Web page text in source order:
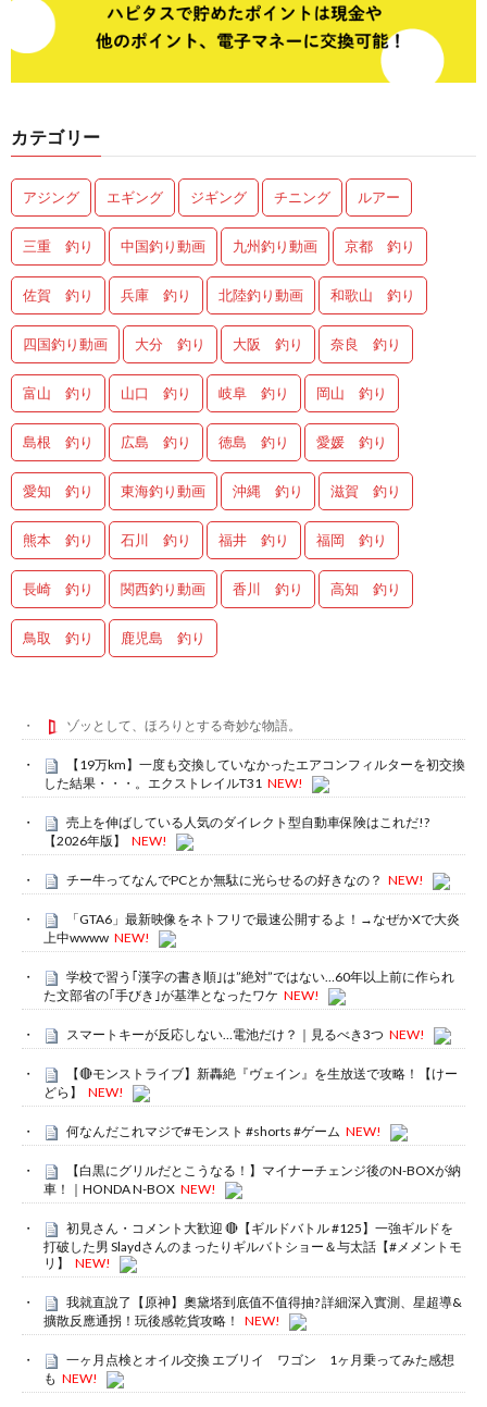
カテゴリー
アジング エギング ジギング チニング ルアー
三重 釣り 中国釣り動画 九州釣り動画 京都 釣り
佐賀 釣り 兵庫 釣り 北陸釣り動画 和歌山 釣り
四国釣り動画 大分 釣り 大阪 釣り 奈良 釣り
富山 釣り 山口 釣り 岐阜 釣り 岡山 釣り
島根 釣り 広島 釣り 徳島 釣り 愛媛 釣り
愛知 釣り 東海釣り動画 沖縄 釣り 滋賀 釣り
熊本 釣り 石川 釣り 福井 釣り 福岡 釣り
長崎 釣り 関西釣り動画 香川 釣り 高知 釣り
鳥取 釣り 鹿児島 釣り
ゾッとして、ほろりとする奇妙な物語。
【19万km】一度も交換していなかったエアコンフィルターを初交換
した結果・・・。エクストレイルT31 NEW!
売上を伸ばしている人気のダイレクト型自動車保険はこれだ!?
【2026年版】
NEW!
チー牛ってなんでPCとか無駄に光らせるの好きなの？ NEW!
「GTA6」最新映像をネトフリで最速公開するよ！→なぜかXで大炎
上中wwww NEW!
学校で習う｢漢字の書き順｣は”絶対”ではない…60年以上前に作られ
た文部省の｢手びき｣が基準となったワケ NEW!
スマートキーが反応しない…電池だけ？｜見るべき3つ NEW!
【🔴モンストライブ】新轟絶『ヴェイン』を生放送で攻略！【けー
どら】
NEW!
何なんだこれマジで#モンスト #shorts #ゲーム NEW!
【白黒にグリルだとこうなる！】マイナーチェンジ後のN-BOXが納
車！｜HONDA N-BOX NEW!
初見さん・コメント大歓迎 🔴【ギルドバトル #125】一強ギルドを
打破した男 Slaydさんのまったりギルバトショー＆与太話【#メメントモ
リ】
NEW!
我就直說了【原神】奧黛塔到底值不值得抽? 詳細深入實測、星超導&
擴散反應通拐！玩後感乾貨攻略！
NEW!
一ヶ月点検とオイル交換 エブリイ ワゴン 1ヶ月乗ってみた感想
も NEW!